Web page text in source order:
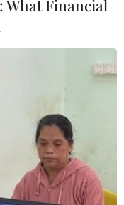
tỏa 6 cửa
What Financial